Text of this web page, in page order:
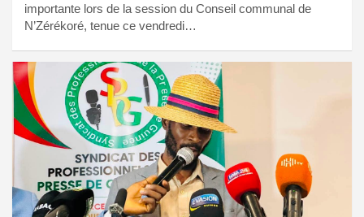
importante lors de la session du Conseil communal de
N’Zérékoré, tenue ce vendredi…